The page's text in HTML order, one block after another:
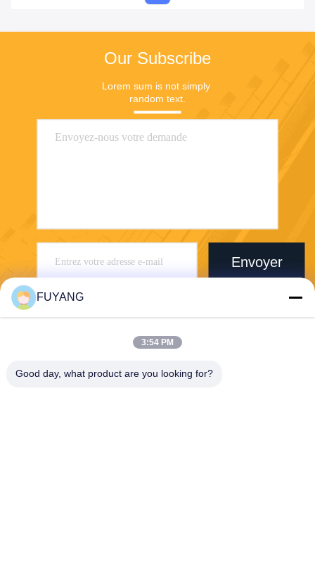
Our Subscribe
Lorem sum is not simply
random text.
Envoyer
Shenzhen FUYANG Technology Group Co.
FUYANG
3:54 PM
Good day, what product are you looking for?